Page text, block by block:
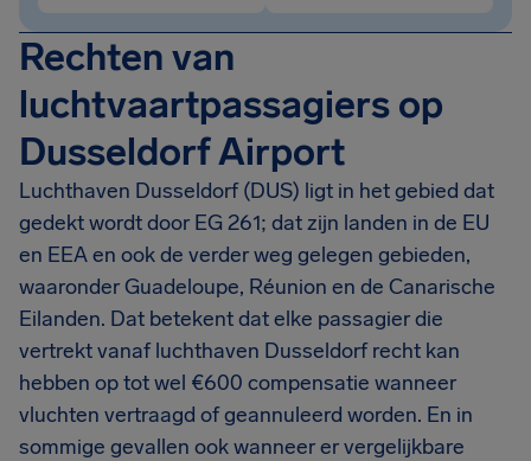
Rechten van
luchtvaartpassagiers op
Dusseldorf Airport
Luchthaven Dusseldorf (DUS) ligt in het gebied dat
gedekt wordt door EG 261; dat zijn landen in de EU
en EEA en ook de verder weg gelegen gebieden,
waaronder Guadeloupe, Réunion en de Canarische
Eilanden. Dat betekent dat elke passagier die
vertrekt vanaf luchthaven Dusseldorf recht kan
hebben op tot wel €600 compensatie wanneer
vluchten vertraagd of geannuleerd worden. En in
sommige gevallen ook wanneer er vergelijkbare